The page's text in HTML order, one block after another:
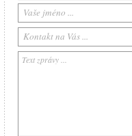
Slezské zemské muzeum
Historická výstavní budova
Arboretum Nový Dvůr
Národní památník II. světové války